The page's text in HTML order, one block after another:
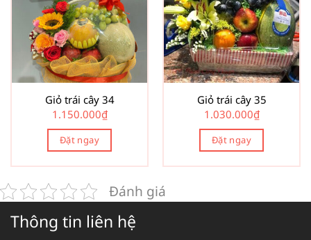
Giỏ trái cây 34
1.150.000₫
Đặt ngay
Giỏ trái cây 35
1.030.000₫
Đặt ngay
Đánh giá
Thông tin liên hệ